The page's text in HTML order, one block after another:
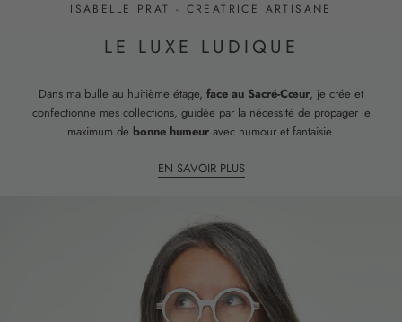
ISABELLE PRAT - CREATRICE ARTISANE
LE LUXE LUDIQUE
Dans ma bulle au huitième étage, face au Sacré-Cœur, je crée et
confectionne mes collections, guidée par la nécessité de propager le
maximum de bonne humeur avec humour et fantaisie.
EN SAVOIR PLUS